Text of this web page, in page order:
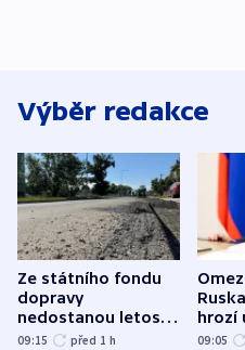
Výběr redakce
Ze státního fondu
dopravy
nedostanou letos
kraje na silnice ani
09:15 před 1 h
hrozí
varují
09:05